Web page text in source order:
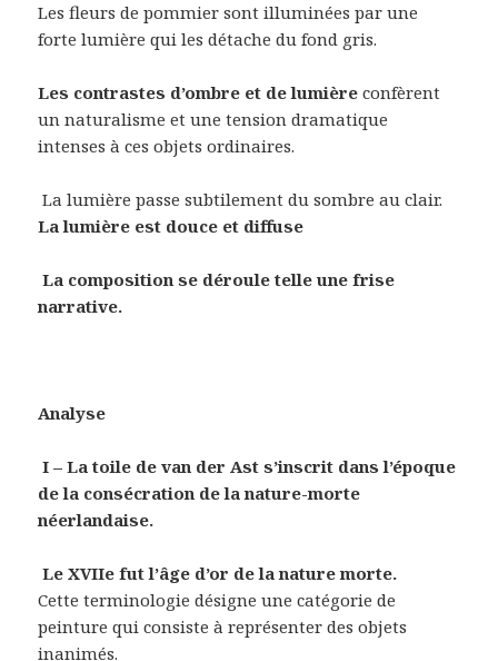
Les fleurs de pommier sont illuminées par une
forte lumière qui les détache du fond gris.
Les contrastes d’ombre et de lumièreconfèrent
un naturalisme et une tension dramatique
intenses à ces objets ordinaires.
La lumière passe subtilement du sombre au clair.
La lumière est douce et diffuse
La composition se déroule telle une frise
narrative.
Analyse
I –La toile de van der Ast s’inscrit dans l’époque
de la consécration de la nature-morte
néerlandaise.
Le XVIIe fut l’âge d’or de la nature morte.
Cette terminologie désigne une catégorie de
peinture qui consiste à représenter des objets
inanimés.